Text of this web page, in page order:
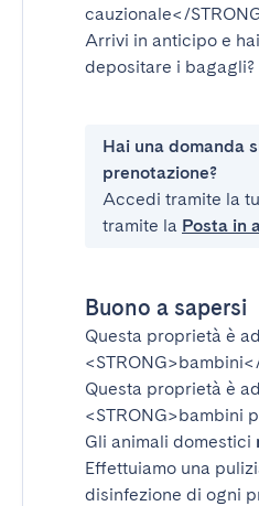
cauzionale</
Arrivi in anticipo e
depositare i bagagli?
Hai una domanda
prenotazione?
Accedi tramite la
tramite la Posta in
Buono a sapersi
Questa proprietà è
Questa proprietà è
<STRONG>bambini
Gli animali domestici
Effettuiamo una
disinfezione di ogni